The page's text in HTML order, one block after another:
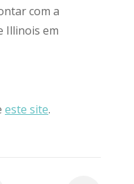
com a
Illinois em
este site.